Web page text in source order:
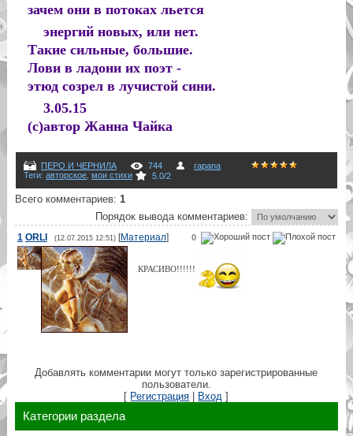
зачем они в потоках льется
энергий новых, или нет.
Такие сильные, большие.
Лови в ладони их поэт -
этюд созрел в лучистой сини.
3.05.15
(с)автор Жанна Чайка
ПЕРО И ЧЕРНИЛА 744
rapana
Теги: авторское, мои стихи 5.0/2
Всего комментариев: 1
Порядок вывода комментариев:
0
1 ORLI (12.07.2015 12:51)[Материал]
КРАСИВО!!!!!!
Добавлять комментарии могут только зарегистрированные
пользователи.
[ Регистрация | Вход ]
Категории раздела